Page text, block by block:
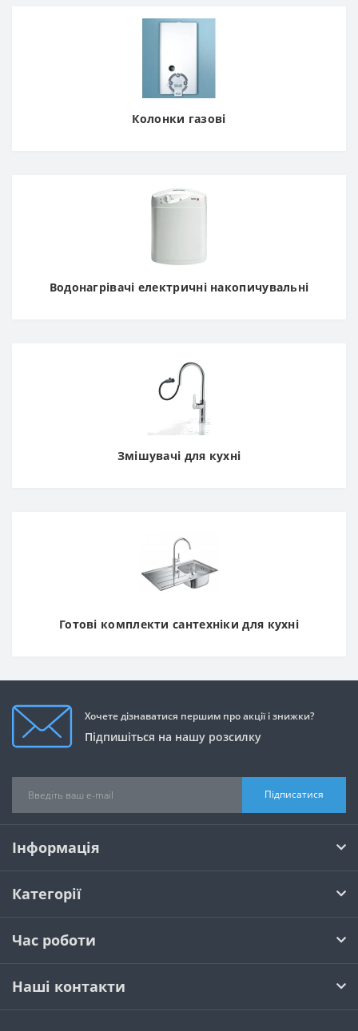
Колонки газові
Водонагрівачі електричні накопичувальні
Змішувачі для кухні
Готові комплекти сантехніки для кухні
Хочете дізнаватися першим про акції і знижки?
Підпишіться на нашу розсилку
Підписатися
Інформація
Категорії
Час роботи
Наші контакти